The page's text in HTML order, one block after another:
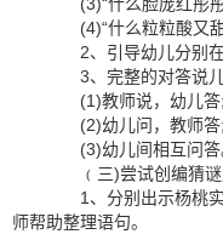
(4)“什么粒粒酸又
2、引导幼儿分别在
3、完整的对答说儿
(1)教师说，幼儿答;
(2)幼儿问，教师答;
(3)幼儿间相互问答
﹙三)尝试创编猜谜
1、分别出示杨桃实
师帮助整理语句。